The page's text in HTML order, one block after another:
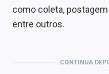
Economia
como coleta,
entre outros.
CONTINUA